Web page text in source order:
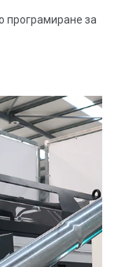
програмиране за